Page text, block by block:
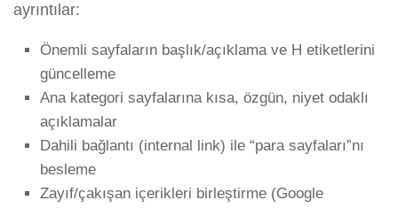
ayrıntılar:
Önemli sayfaların başlık/açıklama ve H etiketlerini
güncelleme
Ana kategori sayfalarına kısa, özgün, niyet odaklı
açıklamalar
Dahili bağlantı (internal link) ile “para sayfaları”nı
besleme
Zayıf/çakışan içerikleri birleştirme (Google